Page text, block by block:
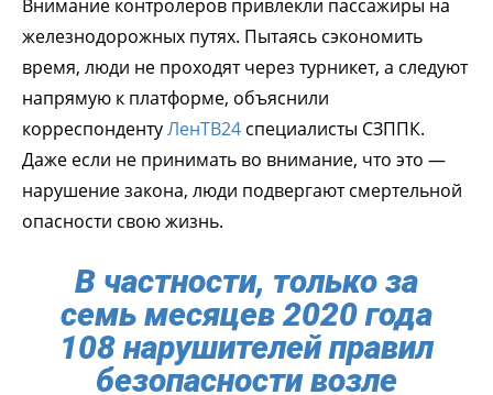
Внимание контролеров привлекли пассажиры на
железнодорожных путях. Пытаясь сэкономить
время, люди не проходят через турникет, а следуют
напрямую к платформе, объяснили
корреспондентуЛенТВ24 специалисты СЗППК.
Даже если не принимать во внимание, что это —
нарушение закона, люди подвергают смертельной
опасности свою жизнь.
В частности, только за
семь месяцев 2020 года
108 нарушителей правил
безопасности возле